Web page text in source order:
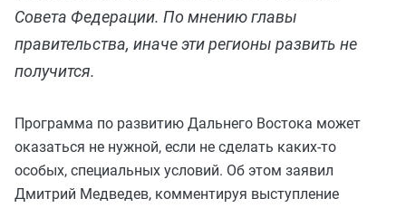
Совета Федерации. По мнению главы
правительства, иначе эти регионы развить не
получится.
Программа по развитию Дальнего Востока может
оказаться не нужной, если не сделать каких-то
особых, специальных условий. Об этом заявил
Дмитрий Медведев, комментируя выступление